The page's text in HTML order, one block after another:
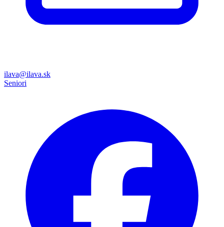
ilava@ilava.sk
Seniori